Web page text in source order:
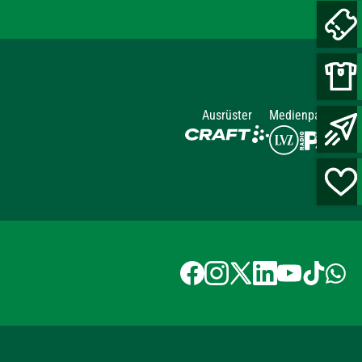
Ausrüster
Medienpartner